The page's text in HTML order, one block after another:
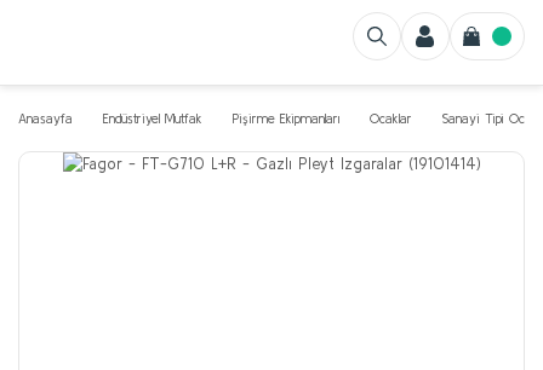
Anasayfa Endüstriyel Mutfak Pişirme Ekipmanları Ocaklar Sanayi Tipi Ocak